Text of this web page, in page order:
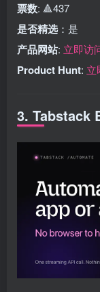
票数: 🔺437
是否精选 ：是
产品网站: 立即访
Product Hunt: 立
3. Tabstack